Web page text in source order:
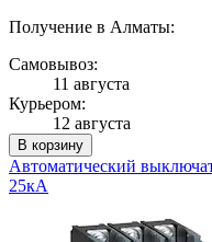
Получение в Алматы:
Самовывоз:
11 августа
Курьером:
12 августа
В корзину
Автоматический
25кА